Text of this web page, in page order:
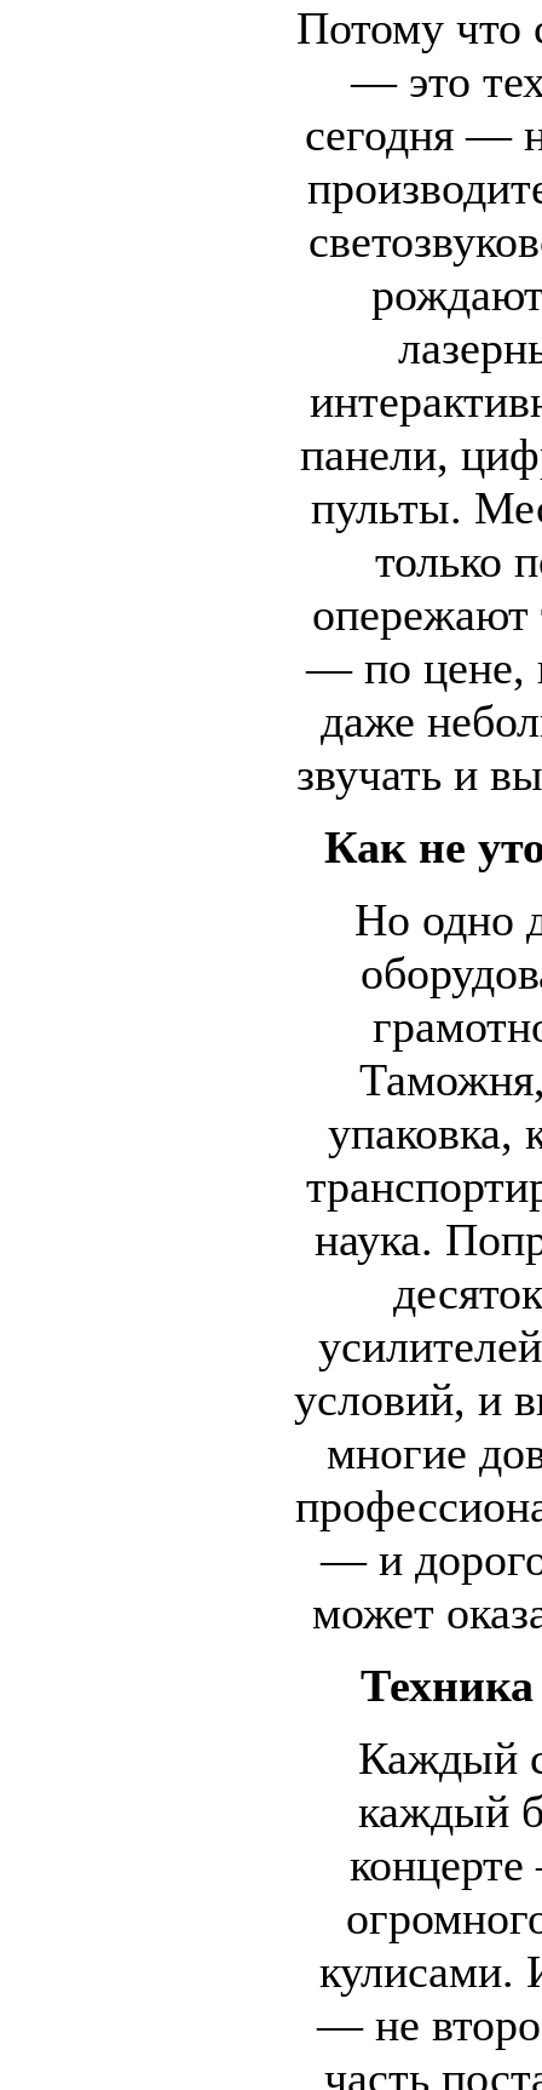
Потому что
— это
сегодня —
панели,
пульты.
только
опережают
— по цене,
даже
звучать и
Как не
Но одно
упаковка,
наука.
условий, и
многие
— и
может
Техника
Каждый
каждый
концерте
кулисами.
— не
часть